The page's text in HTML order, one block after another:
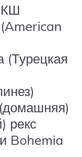
КШ
(Турецкая
рекс
Bohemia